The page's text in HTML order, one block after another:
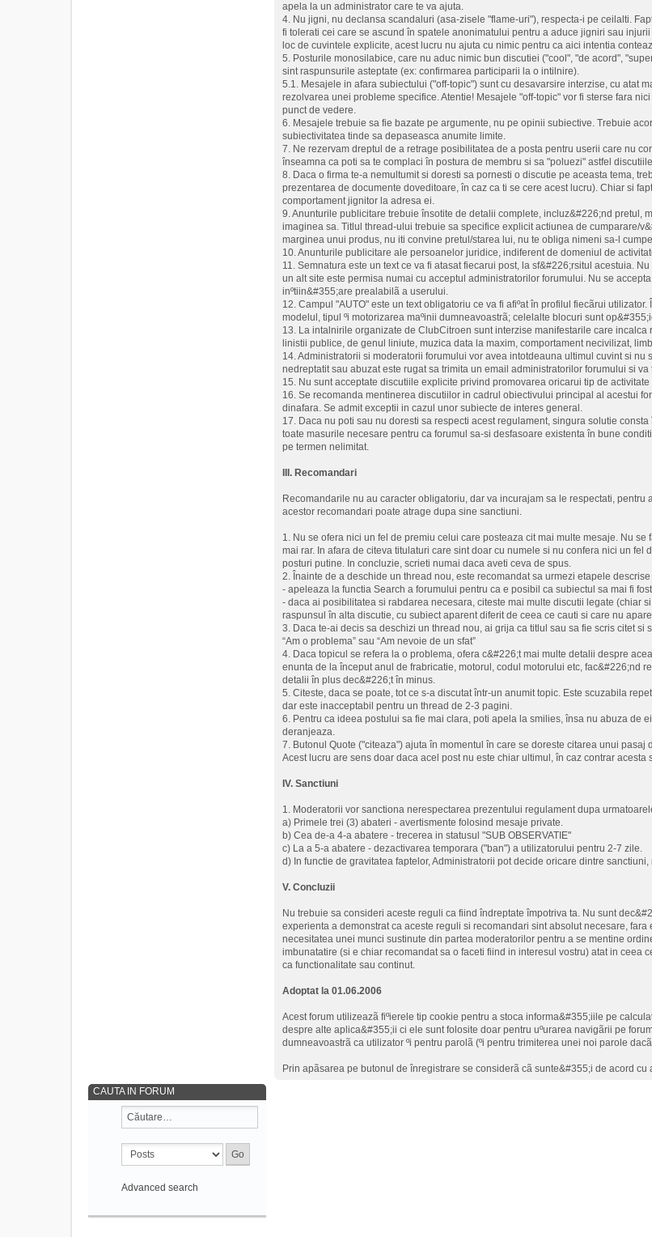
apela la un administrator care te va ajuta.
4. Nu jigni, nu declansa scandaluri (asa-zisele "flame-uri"), respecta-i pe ceilalti.
fi tolerati cei care se ascund în spatele anonimatului pentru a aduce jigniri sau
loc de cuvintele explicite, acest lucru nu ajuta cu nimic pentru ca aici intentia
5. Posturile monosilabice, care nu aduc nimic bun discutiei ("cool", "de acord",
sint raspunsurile asteptate (ex: confirmarea participarii la o intilnire).
5.1. Mesajele in afara subiectului ("off-topic") sunt cu desavarsire interzise, cu atat
rezolvarea unei probleme specifice. Atentie! Mesajele "off-topic" vor fi sterse fara
punct de vedere.
6. Mesajele trebuie sa fie bazate pe argumente, nu pe opinii subiective. Trebuie
subiectivitatea tinde sa depaseasca anumite limite.
7. Ne rezervam dreptul de a retrage posibilitatea de a posta pentru userii care nu
înseamna ca poti sa te complaci în postura de membru si sa "poluezi" astfel
8. Daca o firma te-a nemultumit si doresti sa pornesti o discutie pe aceasta tema,
prezentarea de documente doveditoare, în caz ca ti se cere acest lucru). Chiar si
comportament jignitor la adresa ei.
9. Anunturile publicitare trebuie însotite de detalii complete, incluz&#226;nd pretul,
imaginea sa. Titlul thread-ului trebuie sa specifice explicit actiunea de cumparare/
marginea unui produs, nu iti convine pretul/starea lui, nu te obliga nimeni sa-l
10. Anunturile publicitare ale persoanelor juridice, indiferent de domeniul de
11. Semnatura este un text ce va fi atasat fiecarui post, la sf&#226;rsitul acestuia.
un alt site este permisa numai cu acceptul administratorilor forumului. Nu se
inºtiin&#355;are prealabilã a userului.
12. Campul "AUTO" este un text obligatoriu ce va fi afiºat în profilul fiecãrui
modelul, tipul ºi motorizarea maºinii dumneavoastrã; celelalte blocuri sunt
13. La intalnirile organizate de ClubCitroen sunt interzise manifestarile care
linistii publice, de genul liniute, muzica data la maxim, comportament necivilizat,
14. Administratorii si moderatorii forumului vor avea intotdeauna ultimul cuvint si
nedreptatit sau abuzat este rugat sa trimita un email administratorilor forumului si
15. Nu sunt acceptate discutiile explicite privind promovarea oricarui tip de
16. Se recomanda mentinerea discutiilor in cadrul obiectivului principal al acestui
dinafara. Se admit exceptii in cazul unor subiecte de interes general.
17. Daca nu poti sau nu doresti sa respecti acest regulament, singura solutie
toate masurile necesare pentru ca forumul sa-si desfasoare existenta în bune
pe termen nelimitat.
III. Recomandari
Recomandarile nu au caracter obligatoriu, dar va incurajam sa le respectati,
acestor recomandari poate atrage dupa sine sanctiuni.
1. Nu se ofera nici un fel de premiu celui care posteaza cit mai multe mesaje. Nu
mai rar. In afara de citeva titulaturi care sint doar cu numele si nu confera nici un
posturi putine. In concluzie, scrieti numai daca aveti ceva de spus.
2. Înainte de a deschide un thread nou, este recomandat sa urmezi etapele
- apeleaza la functia Search a forumului pentru ca e posibil ca subiectul sa mai fi
- daca ai posibilitatea si rabdarea necesara, citeste mai multe discutii legate (chiar
raspunsul în alta discutie, cu subiect aparent diferit de ceea ce cauti si care nu
3. Daca te-ai decis sa deschizi un thread nou, ai grija ca titlul sau sa fie scris citet
“Am o problema” sau “Am nevoie de un sfat”
4. Daca topicul se refera la o problema, ofera c&#226;t mai multe detalii despre
enunta de la început anul de frabricatie, motorul, codul motorului etc, fac&#226;nd
detalii în plus dec&#226;t în minus.
5. Citeste, daca se poate, tot ce s-a discutat într-un anumit topic. Este scuzabila
dar este inacceptabil pentru un thread de 2-3 pagini.
6. Pentru ca ideea postului sa fie mai clara, poti apela la smilies, însa nu abuza de
deranjeaza.
7. Butonul Quote ("citeaza") ajuta în momentul în care se doreste citarea unui
Acest lucru are sens doar daca acel post nu este chiar ultimul, în caz contrar acesta
IV. Sanctiuni
1. Moderatorii vor sanctiona nerespectarea prezentului regulament dupa
a) Primele trei (3) abateri - avertismente folosind mesaje private.
b) Cea de-a 4-a abatere - trecerea in statusul "SUB OBSERVATIE"
c) La a 5-a abatere - dezactivarea temporara ("ban") a utilizatorului pentru 2-7 zile.
d) In functie de gravitatea faptelor, Administratorii pot decide oricare dintre
V. Concluzii
Nu trebuie sa consideri aceste reguli ca fiind îndreptate împotriva ta. Nu sunt
experienta a demonstrat ca aceste reguli si recomandari sint absolut necesare,
necesitatea unei munci sustinute din partea moderatorilor pentru a se mentine
imbunatatire (si e chiar recomandat sa o faceti fiind in interesul vostru) atat in ceea
ca functionalitate sau continut.
Adoptat la 01.06.2006
Acest forum utilizeazã fiºierele tip cookie pentru a stoca informa&#355;iile pe
despre alte aplica&#355;ii ci ele sunt folosite doar pentru uºurarea navigãrii pe
dumneavoastrã ca utilizator ºi pentru parolã (ºi pentru trimiterea unei noi parole
Prin apãsarea pe butonul de înregistrare se considerã cã sunte&#355;i de acord cu
CAUTA IN FORUM
Advanced search